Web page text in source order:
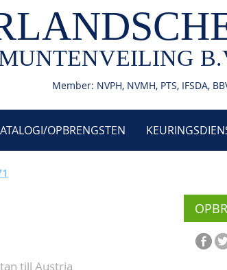
Member: NVPH, NVMH, PTS, IFSDA,
OPBRENGSTEN
till Austria